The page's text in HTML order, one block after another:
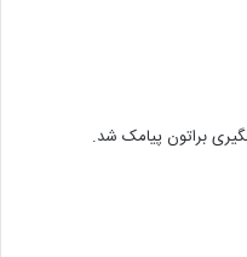
براتون پیامک شد.